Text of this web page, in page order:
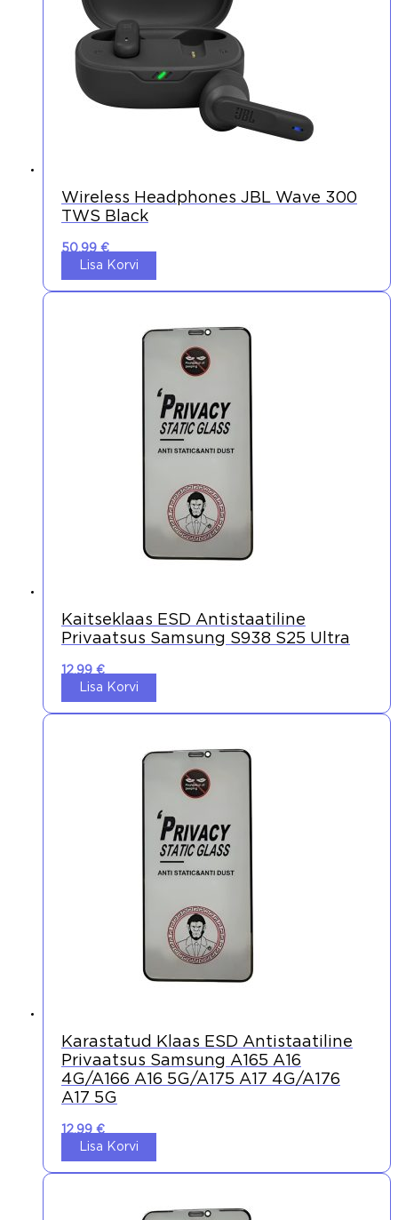
Wireless Headphones JBL Wave 300
TWS Black
50,99 €
Lisa Korvi
Kaitseklaas ESD Antistaatiline
Privaatsus Samsung S938 S25 Ultra
12,99 €
Lisa Korvi
Karastatud Klaas ESD Antistaatiline
Privaatsus Samsung A165 A16
4G/A166 A16 5G/A175 A17 4G/A176
A17 5G
12,99 €
Lisa Korvi